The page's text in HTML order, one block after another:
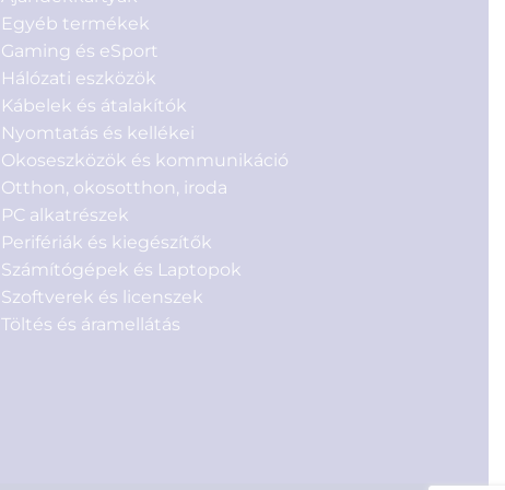
Egyéb termékek
Gaming és eSport
Hálózati eszközök
Kábelek és átalakítók
Nyomtatás és kellékei
Okoseszközök és kommunikáció
Otthon, okosotthon, iroda
PC alkatrészek
Perifériák és kiegészítők
Számítógépek és Laptopok
Szoftverek és licenszek
Töltés és áramellátás